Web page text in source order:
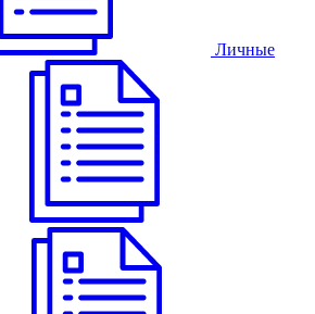
Личные